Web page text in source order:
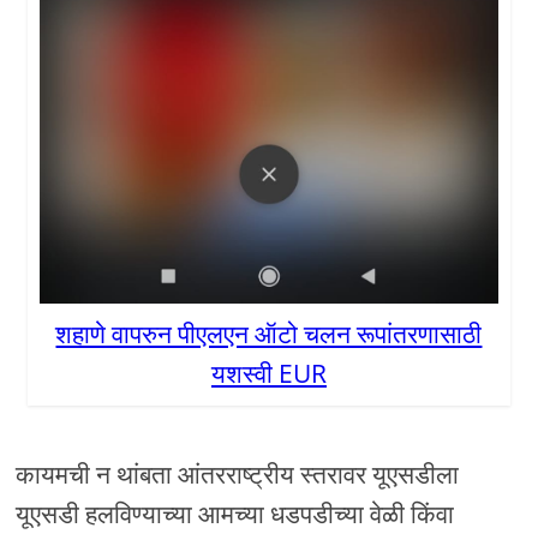
शहाणे वापरुन पीएलएन ऑटो चलन रूपांतरणासाठी
यशस्वी EUR
कायमची न थांबता आंतरराष्ट्रीय स्तरावर यूएसडीला
यूएसडी हलविण्याच्या आमच्या धडपडीच्या वेळी किंवा